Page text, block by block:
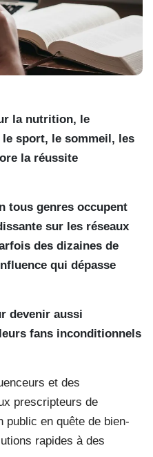
la nutrition, le
sport, le sommeil, les
la réussite
tous genres occupent
sur les réseaux
des dizaines de
qui dépasse
devenir aussi
fans inconditionnels
et des
prescripteurs de
public en quête de bien-
rapides à des